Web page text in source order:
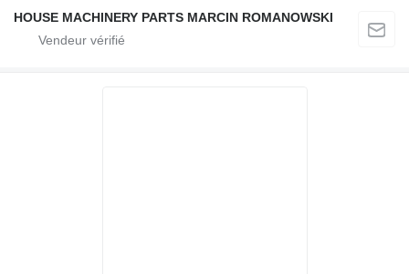
HOUSE MACHINERY PARTS MARCIN ROMANOWSKI